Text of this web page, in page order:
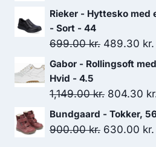
oprindelige
var:
399.00 kr..
Rieker - Hyttesko med
- Sort - 44
699.00kr. Den
oprindelige
var:
699.00 kr..
489.30 kr.
Gabor - Rollingsoft
Hvid - 4.5
1,149.00kr. Den
oprindelige
pris
804.30
Bundgaard - Tokker,
900.00kr. Den
630.00 kr.